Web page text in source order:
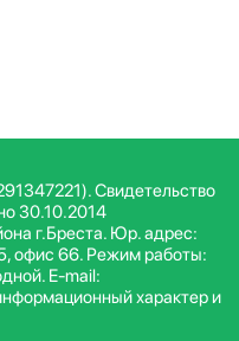
Свидетельство
30.10.2014
г.Бреста. Юр. адрес:
офис 66. Режим работы:
E-mail:
характер и